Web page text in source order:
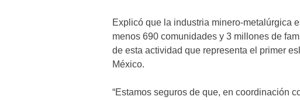
Explicó que la industria minero-metalúrgica
menos 690 comunidades y 3 millones de
de esta actividad que representa el primer
México.
“Estamos seguros de que, en coordinación